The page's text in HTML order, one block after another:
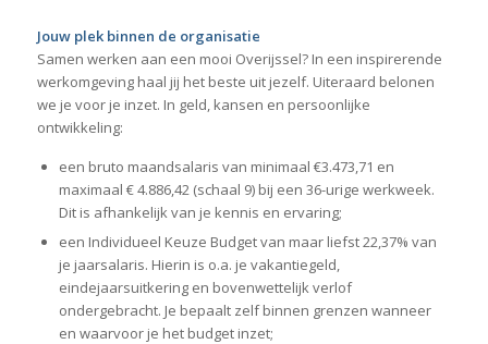
Jouw plek binnen de organisatie
Samen werken aan een mooi Overijssel? In een inspirerende
werkomgeving haal jij het beste uit jezelf. Uiteraard belonen
we je voor je inzet. In geld, kansen en persoonlijke
ontwikkeling:
een bruto maandsalaris van minimaal €3.473,71 en
maximaal € 4.886,42 (schaal 9) bij een 36-urige werkweek.
Dit is afhankelijk van je kennis en ervaring;
een Individueel Keuze Budget van maar liefst 22,37% van
je jaarsalaris. Hierin is o.a. je vakantiegeld,
eindejaarsuitkering en bovenwettelijk verlof
ondergebracht. Je bepaalt zelf binnen grenzen wanneer
en waarvoor je het budget inzet;